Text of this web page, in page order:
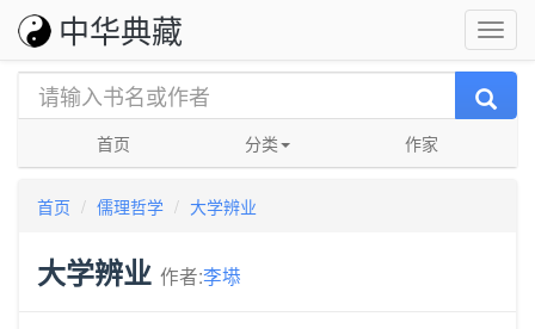
中华典藏
首页 分类 作家
首页 儒理哲学 大学辨业
大学辨业 作者:李塨